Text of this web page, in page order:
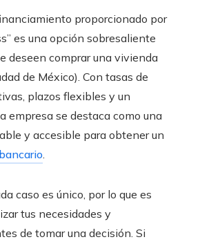
proporcionado por
es una opción sobresaliente
deseen comprar una vivienda
de México) . Con tasas de
plazos flexibles y un
empresa se destaca como una
y accesible para obtener un
caso es único, por lo que es
tus necesidades y
de tomar una decisión. Si